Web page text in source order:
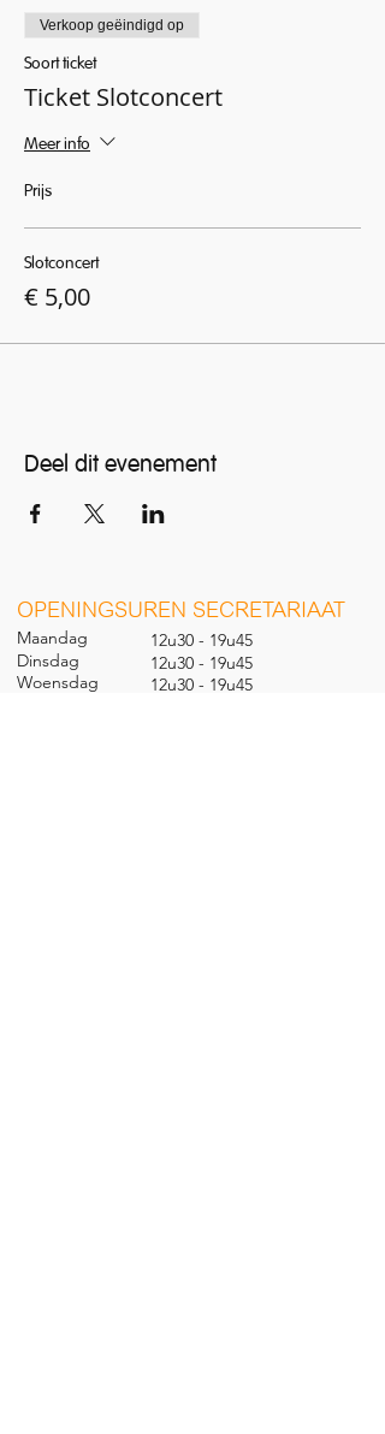
Verkoop geëindigd op
Soort ticket
Ticket Slotconcert
Meer info
Prijs
Slotconcert
€ 5,00
Deel dit evenement
OPENINGSUREN SECRETARIAAT
Maandag
Dinsdag
Woensdag
12u30 - 19u45
12u30 - 19u45
12u30 - 19u45